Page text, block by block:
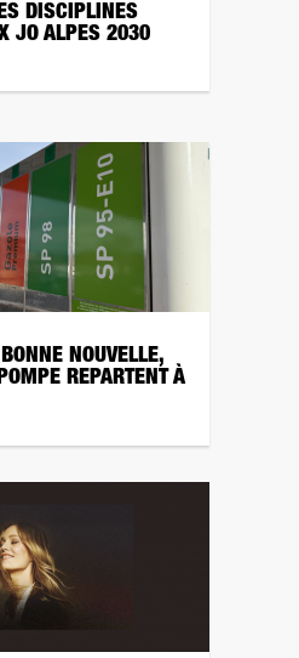
DISCIPLINES
JO ALPES 2030
NOUVELLE,
REPARTENT À